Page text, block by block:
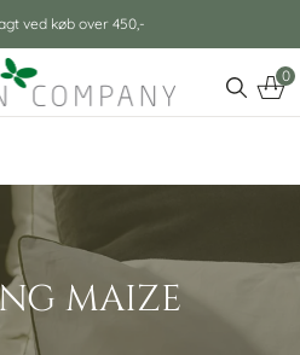
ved køb over 450,-
0
MAIZE